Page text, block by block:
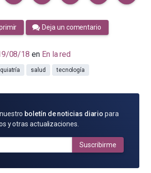
Deja un comentario
08/18 en En la red
salud tecnología
boletín de noticias diario para
y otras actualizaciones.
Suscribirme